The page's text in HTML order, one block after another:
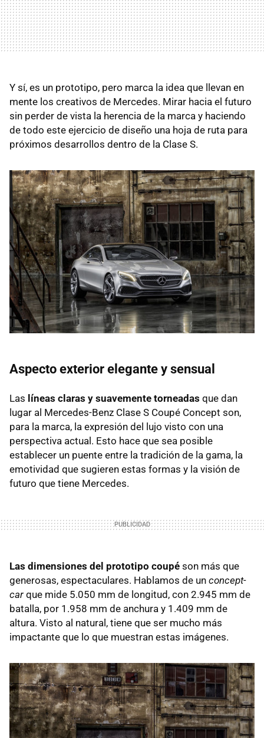
Y sí, es un prototipo, pero marca la idea que llevan en
mente los creativos de Mercedes. Mirar hacia el futuro
sin perder de vista la herencia de la marca y haciendo
de todo este ejercicio de diseño una hoja de ruta para
próximos desarrollos dentro de la Clase S.
Aspecto exterior elegante y sensual
Las líneas claras y suavemente torneadas que dan
lugar al Mercedes-Benz Clase S Coupé Concept son,
para la marca, la expresión del lujo visto con una
perspectiva actual. Esto hace que sea posible
establecer un puente entre la tradición de la gama, la
emotividad que sugieren estas formas y la visión de
futuro que tiene Mercedes.
Las dimensiones del prototipo coupé son más que
generosas, espectaculares. Hablamos de un concept-
car que mide 5.050 mm de longitud, con 2.945 mm de
batalla, por 1.958 mm de anchura y 1.409 mm de
altura. Visto al natural, tiene que ser mucho más
impactante que lo que muestran estas imágenes.